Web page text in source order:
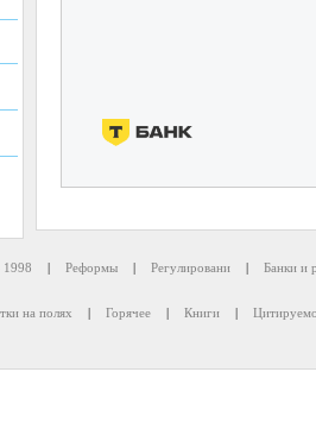
1998 | Реформы | Регулировани | Банки и
на полях | Горячее | Книги |